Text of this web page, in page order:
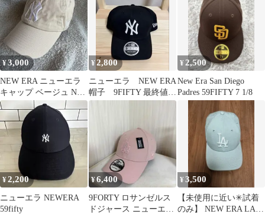
¥3,000
NEW ERA ニューエラ
キャップ ベージュ NY
ロゴ
¥2,800
ニューエラ NEW ERA
帽子 9FIFTY 最終値下
げ
¥2,500
New Era San Diego
Padres 59FIFTY 7 1/8
¥2,200
ニューエラ NEWERA
59fifty
¥6,400
9FORTY ロサンゼルス
ドジャース ニューエラ
¥3,500
【未使用に近い✳︎試着
のみ】 NEW ERA LAド